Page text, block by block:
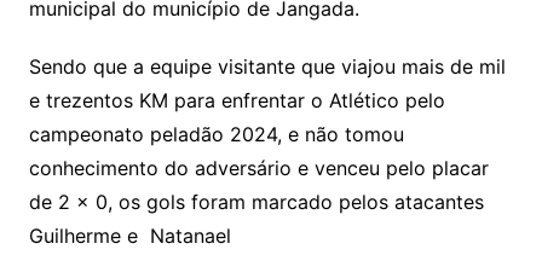
sr
m
m
l
municipal do município de Jangada.
Sendo que a equipe visitante que viajou mais de mil
e trezentos KM para enfrentar o Atlético pelo
campeonato peladão 2024, e não tomou
conhecimento do adversário e venceu pelo placar
de 2 x 0, os gols foram marcado pelos atacantes
Guilherme e Natanael